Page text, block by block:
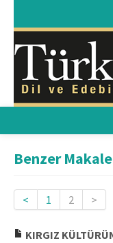
Yayın Kurulu
Yayın İlkeleri
Benzer
< 1 2 >
KIRGIZ